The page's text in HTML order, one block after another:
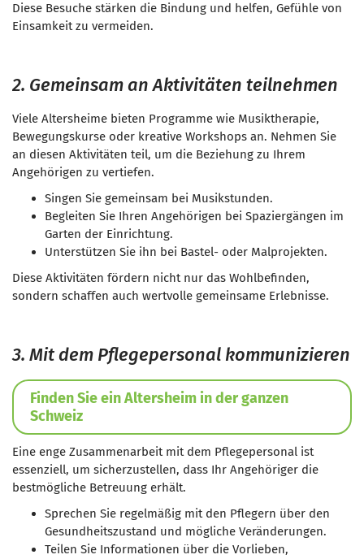
Diese Besuche stärken die Bindung und helfen, Gefühle von
Einsamkeit zu vermeiden.
2. Gemeinsam an Aktivitäten teilnehmen
Viele Altersheime bieten Programme wie Musiktherapie,
Bewegungskurse oder kreative Workshops an. Nehmen Sie
an diesen Aktivitäten teil, um die Beziehung zu Ihrem
Angehörigen zu vertiefen.
Singen Sie gemeinsam bei Musikstunden.
Begleiten Sie Ihren Angehörigen bei Spaziergängen im
Garten der Einrichtung.
Unterstützen Sie ihn bei Bastel- oder Malprojekten.
Diese Aktivitäten fördern nicht nur das Wohlbefinden,
sondern schaffen auch wertvolle gemeinsame Erlebnisse.
3. Mit dem Pflegepersonal kommunizieren
Finden Sie ein Altersheim in der ganzen
Schweiz
Eine enge Zusammenarbeit mit dem Pflegepersonal ist
essenziell, um sicherzustellen, dass Ihr Angehöriger die
bestmögliche Betreuung erhält.
Sprechen Sie regelmäßig mit den Pflegern über den
Gesundheitszustand und mögliche Veränderungen.
Teilen Sie Informationen über die Vorlieben,